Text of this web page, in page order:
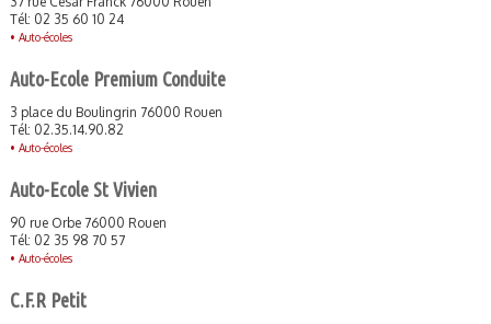
Tél: 02 35 60 10 24
• Auto-écoles
Auto-Ecole Premium Conduite
3 place du Boulingrin 76000 Rouen
Tél: 02.35.14.90.82
• Auto-écoles
Auto-Ecole St Vivien
90 rue Orbe 76000 Rouen
Tél: 02 35 98 70 57
• Auto-écoles
C.F.R Petit